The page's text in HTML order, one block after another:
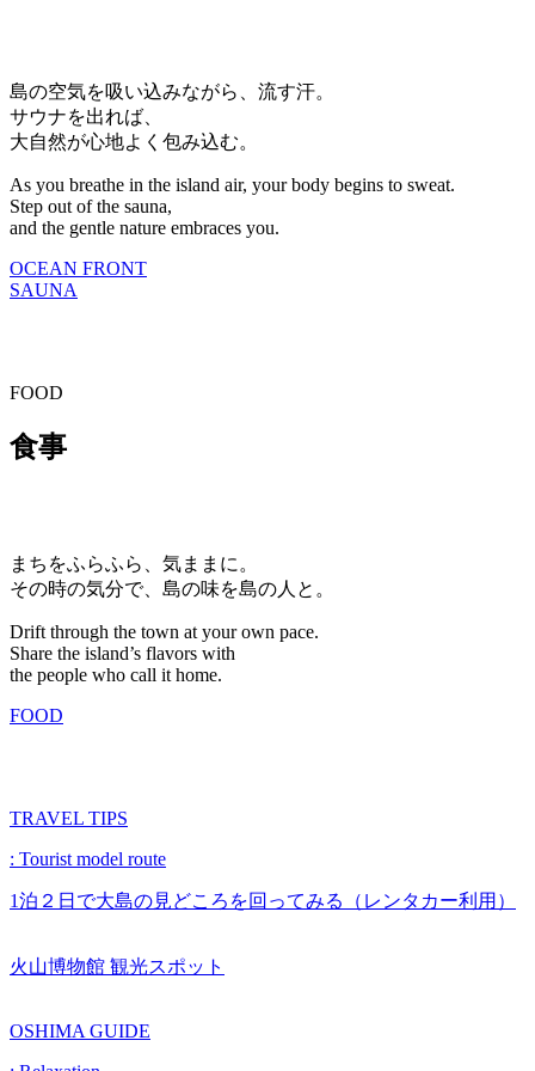
島の空気を吸い込みながら、流す汗。
サウナを出れば、
大自然が心地よく包み込む。
As you breathe in the island air, your body begins to sweat.
Step out of the sauna,
and the gentle nature embraces you.
OCEAN FRONT
SAUNA
FOOD
食事
まちをふらふら、気ままに。
その時の気分で、島の味を島の人と。
Drift through the town at your own pace.
Share the island’s flavors with
the people who call it home.
FOOD
TRAVEL TIPS
: Tourist model route
1泊２日で大島の見どころを回ってみる（レンタカー利用）
火山博物館 観光スポット
OSHIMA GUIDE